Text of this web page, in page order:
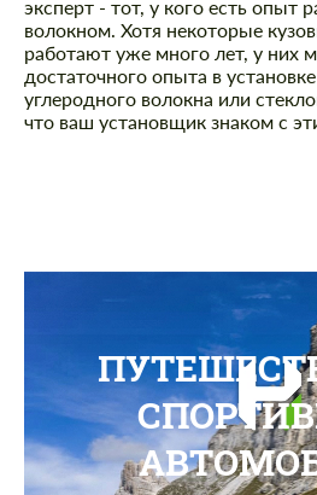
эксперт - тот, у кого есть опыт
волокном. Хотя некоторые
работают уже много лет, у них
достаточного опыта в
углеродного волокна или
что ваш установщик знаком с
most
СВЯЖИТЕСЬ
Мы говорим на
contact you within 1
most
персональных данных
СВЯЖИТЕСЬ
Мы говорим на